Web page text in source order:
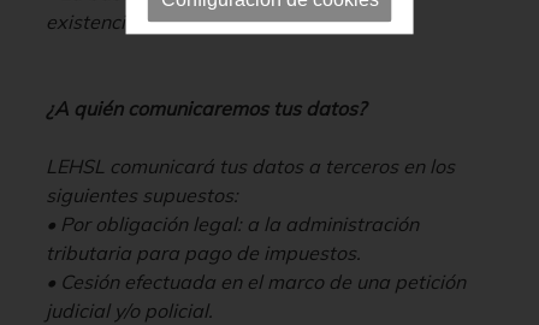
existencia de una relación contractual.
¿A quién comunicaremos tus datos?
LEHSL comunicará tus datos a terceros en los
siguientes supuestos:
• Por obligación legal: a la administración
tributaria para pago de impuestos.
• Cesión efectuada en el marco de una petición
judicial y/o policial.